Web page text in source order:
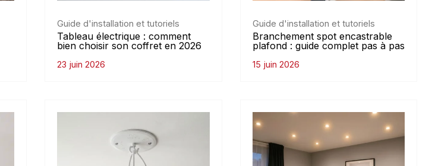
Guide d'installation et tutoriels
Tableau électrique : comment
bien choisir son coffret en 2026
23 juin 2026
Guide d'installation et tutoriels
Branchement spot encastrable
plafond : guide complet pas à pas
15 juin 2026